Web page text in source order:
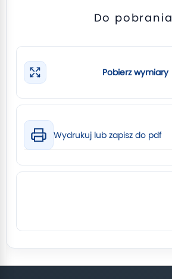
Do pobrania
Pobierz wymiary
Wydrukuj lub zapisz do pdf